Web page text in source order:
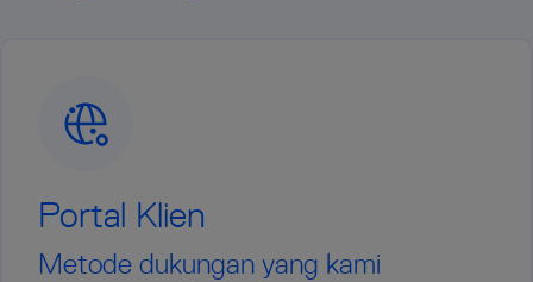
Portal Klien
Metode dukungan yang kami